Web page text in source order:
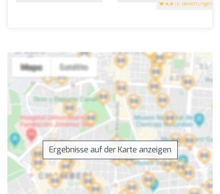
4.8 (6 Bewertungen)
Ergebnisse auf der Karte anzeigen